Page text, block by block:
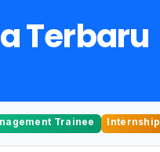
Terbaru
Trainee Internship